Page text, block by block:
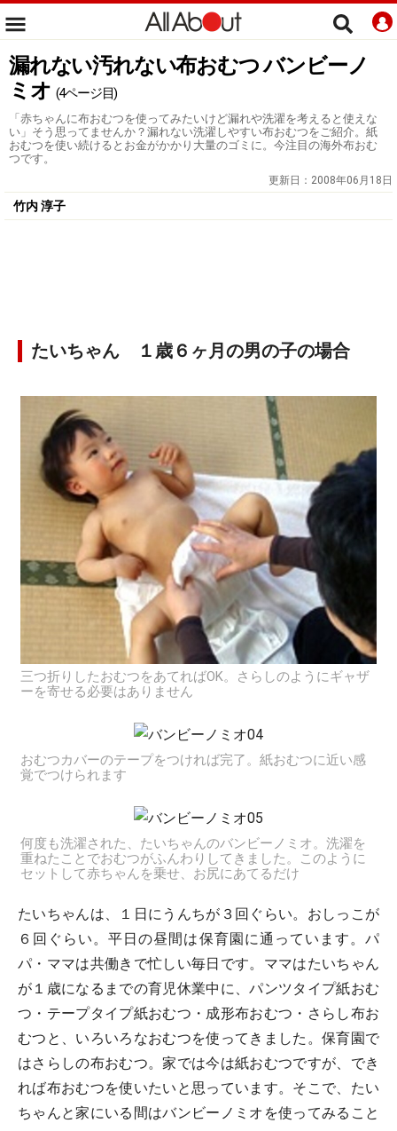
漏れない汚れない布おむつ バンビーノ
ミオ (4ページ目)
「赤ちゃんに布おむつを使ってみたいけど漏れや洗濯を考えると使えな
い」そう思ってませんか？漏れない洗濯しやすい布おむつをご紹介。紙
おむつを使い続けるとお金がかかり大量のゴミに。今注目の海外布おむ
つです。
更新日： 2008年06月18日
竹内 淳子
たいちゃん １歳６ヶ月の男の子の場合
三つ折りしたおむつをあてればOK。さらしのようにギャザ
ーを寄せる必要はありません
おむつカバーのテープをつければ完了。紙おむつに近い感
覚でつけられます
何度も洗濯された、たいちゃんのバンビーノミオ。洗濯を
重ねたことでおむつがふんわりしてきました。このように
セットして赤ちゃんを乗せ、お尻にあてるだけ
たいちゃんは、１日にうんちが３回ぐらい。おしっこが
６回ぐらい。平日の昼間は保育園に通っています。パ
パ・ママは共働きで忙しい毎日です。ママはたいちゃん
が１歳になるまでの育児休業中に、パンツタイプ紙おむ
つ・テープタイプ紙おむつ・成形布おむつ・さらし布お
むつと、いろいろなおむつを使ってきました。保育園で
はさらしの布おむつ。家では今は紙おむつですが、でき
れば布おむつを使いたいと思っています。そこで、たい
ちゃんと家にいる間はバンビーノミオを使ってみること